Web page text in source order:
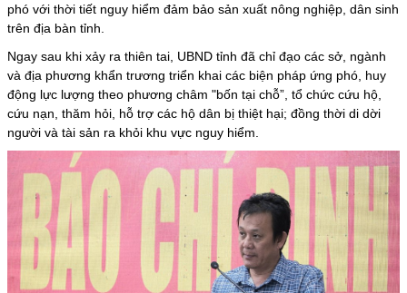
phó với thời tiết nguy hiểm đảm bảo sản xuất nông nghiệp, dân sinh
trên địa bàn tỉnh.
Ngay sau khi xảy ra thiên tai, UBND tỉnh đã chỉ đạo các sở, ngành
và địa phương khẩn trương triển khai các biện pháp ứng phó, huy
động lực lượng theo phương châm "bốn tại chỗ”, tổ chức cứu hộ,
cứu nạn, thăm hỏi, hỗ trợ các hộ dân bị thiệt hại; đồng thời di dời
người và tài sản ra khỏi khu vực nguy hiểm.